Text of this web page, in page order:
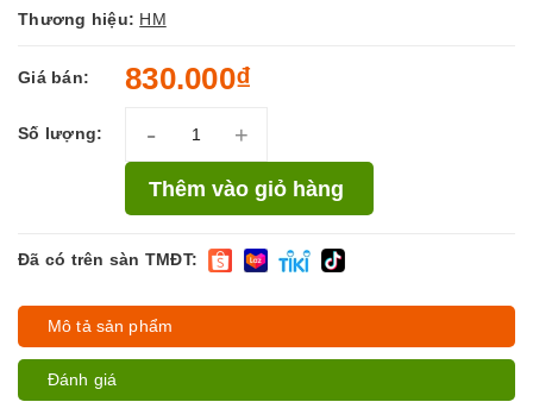
Thương hiệu: HM
Giá bán: 830.000₫
Số lượng: - +
Thêm vào giỏ hàng
Đã có trên sàn TMĐT:
Mô tả sản phẩm
Đánh giá